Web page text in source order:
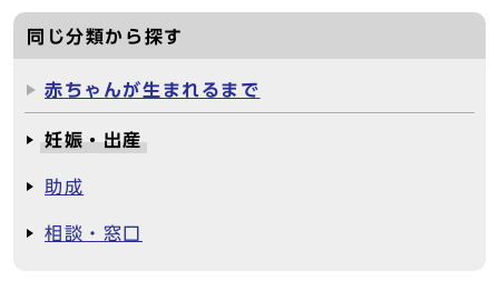
同じ分類から探す
赤ちゃんが生まれるまで
妊娠・出産
助成
相談・窓口